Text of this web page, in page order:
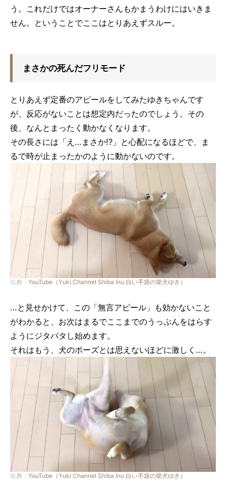
う。これだけではオーナーさんもかまうわけにはいきま
せん。ということでここはとりあえずスルー。
まさかの死んだフリモード
とりあえず定番のアピールをしてみたゆきちゃんです
が、反応がないことは想定内だったのでしょう。その
後、なんとまったく動かなくなります。
その長さには「え…まさか!?」と心配になるほどで、ま
るで時が止まったかのように動かないのです。
出典： YouTube（Yuki Channel Shiba Inu 白い手袋の柴犬ゆき）
…と見せかけて、この「無言アピール」も効かないこと
がわかると、お次はまるでここまでのうっぷんをはらす
ようにジタバタし始めます。
それはもう、犬のポーズとは思えないほどに激しく…。
出典： YouTube（Yuki Channel Shiba Inu 白い手袋の柴犬ゆき）